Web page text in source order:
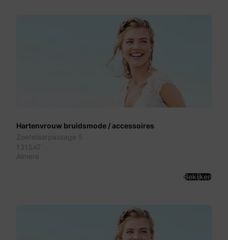
Hartenvrouw bruidsmode / accessoires
Zoetelaarpassage 5
1315AT
Almere
Bekijken